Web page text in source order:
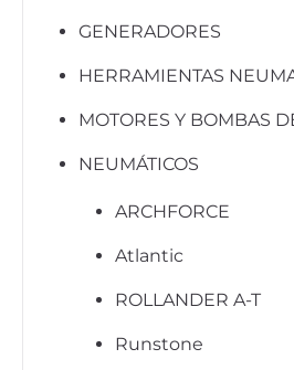
GENERADORES
HERRAMIENTAS
MOTORES Y BOMBAS
NEUMÁTICOS
ARCHFORCE
Atlantic
ROLLANDER A-T
Runstone